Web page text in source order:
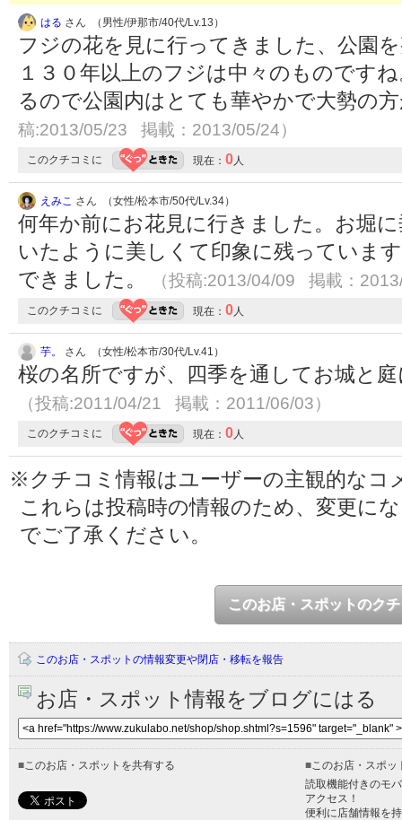
はる さん （男性/伊那市/40代/Lv.13）
フジの花を見に行ってきました、公園
１３０年以上のフジは中々のものです
るので公園内はとても華やかで大勢の
稿:2013/05/23 掲載：2013/05/24）
このクチコミに 現在： 0人
えみこ さん （女性/松本市/50代/Lv.34）
何年か前にお花見に行きました。お堀
いたように美しくて印象に残っていま
できました。
（投稿:2013/04/09 掲載：
このクチコミに 現在： 0人
芋。 さん （女性/松本市/30代/Lv.41）
桜の名所ですが、四季を通してお城と
（投稿:2011/04/21 掲載：2011/06/03）
このクチコミに 現在： 0人
※クチコミ情報はユーザーの主観的なコ
これらは投稿時の情報のため、変更に
でご了承ください。
このお店・スポットのク
このお店・スポットの情報変更や閉店・移転を報告
お店・スポット情報をブログにはる
■このお店・スポットを共有する ■このお店・スポッ
読取機能付きのモ
アクセス！
便利に店舗情報を